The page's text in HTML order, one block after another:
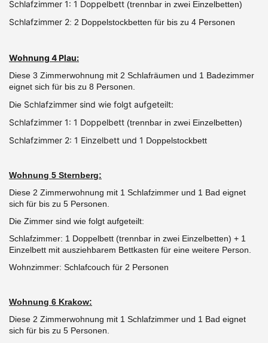
Schlafzimmer 1: 1 Doppelbett (trennbar in zwei Einzelbetten)
Schlafzimmer 2: 2 Doppelstockbetten für bis zu 4 Personen
Wohnung 4 Plau:
Diese 3 Zimmerwohnung mit 2 Schlafräumen und 1 Badezimmer
eignet sich für bis zu 8 Personen.
Die Schlafzimmer sind wie folgt aufgeteilt:
Schlafzimmer 1: 1 Doppelbett (trennbar in zwei Einzelbetten)
Schlafzimmer 2: 1 Einzelbett und 1 Doppelstockbett
Wohnung 5 Sternberg:
Diese 2 Zimmerwohnung mit 1 Schlafzimmer und 1 Bad eignet
sich für bis zu 5 Personen.
Die Zimmer sind wie folgt aufgeteilt:
Schlafzimmer: 1 Doppelbett (trennbar in zwei Einzelbetten) + 1
Einzelbett mit ausziehbarem Bettkasten für eine weitere Person.
Wohnzimmer: Schlafcouch für 2 Personen
Wohnung 6 Krakow:
Diese 2 Zimmerwohnung mit 1 Schlafzimmer und 1 Bad eignet
sich für bis zu 5 Personen.